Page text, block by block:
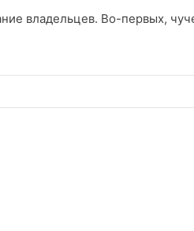
владельцев. Во-первых,
предлагается есть, глядя
таким простейшим вещам
не запомнили). Это в одно из